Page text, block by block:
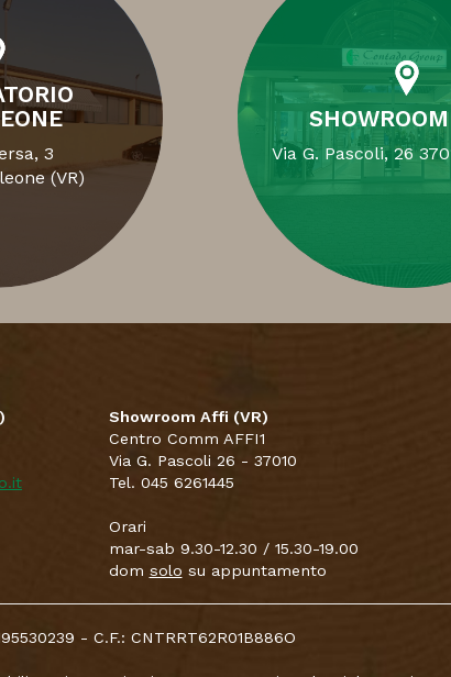
3
(VR)
Via G. Pascoli, 26
Showroom Affi (VR)
Centro Comm AFFI1
Via G. Pascoli 26 - 37010
Tel. 045 6261445
Orari
mar-sab 9.30-12.30 / 15.30-19.00
dom solo su appuntamento
- C.F.: CNTRRT62R01B886O